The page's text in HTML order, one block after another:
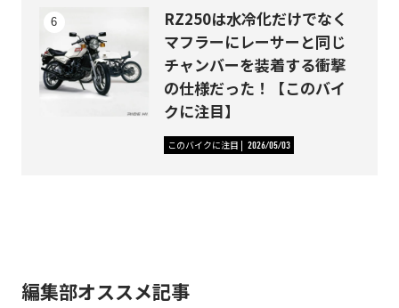
RZ250は水冷化だけでなく
マフラーにレーサーと同じ
チャンバーを装着する衝撃
の仕様だった！【このバイ
クに注目】
このバイクに注目 2026/05/03
編集部オススメ記事